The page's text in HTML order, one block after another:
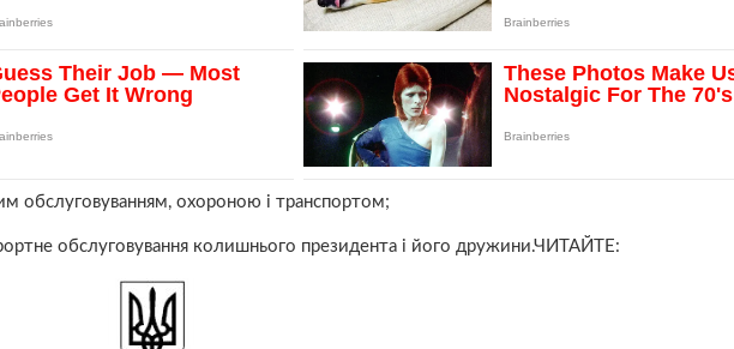
обслуговуванням, охороною і транспортом;
обслуговування колишнього президента і його дружини.ЧИТАЙТЕ: